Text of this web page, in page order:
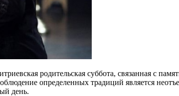
родительская суббота, связанная с
определенных традиций является
день.